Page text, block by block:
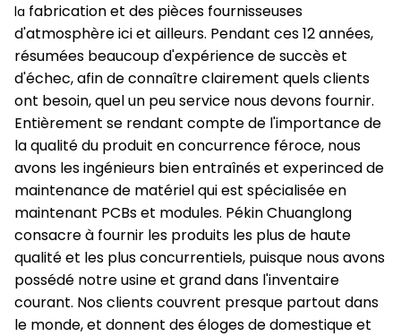
la fabrication et des pièces fournisseuses
d'atmosphère ici et ailleurs. Pendant ces 12 années,
résumées beaucoup d'expérience de succès et
d'échec, afin de connaître clairement quels clients
ont besoin, quel un peu service nous devons fournir.
Entièrement se rendant compte de l'importance de
la qualité du produit en concurrence féroce, nous
avons les ingénieurs bien entraînés et experinced de
maintenance de matériel qui est spécialisée en
maintenant PCBs et modules. Pékin Chuanglong
consacre à fournir les produits les plus de haute
qualité et les plus concurrentiels, puisque nous avons
possédé notre usine et grand dans l'inventaire
courant. Nos clients couvrent presque partout dans
le monde, et donnent des éloges de domestique et